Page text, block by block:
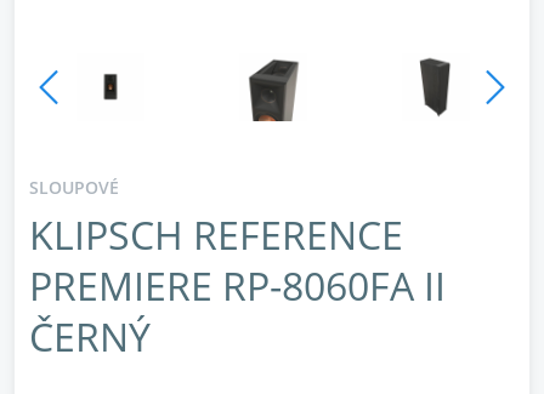
SLOUPOVÉ
KLIPSCH REFERENCE
PREMIERE RP-8060FA II
ČERNÝ